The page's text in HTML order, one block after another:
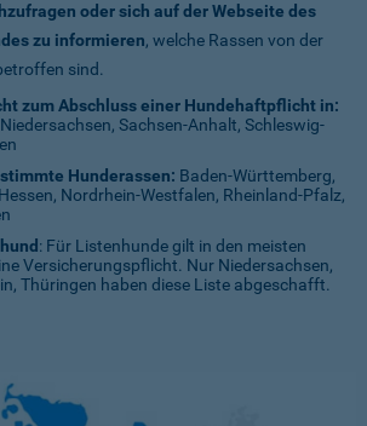
oder sich auf der Webseite des
zu informieren, welche Rassen von der
sind.
zum Abschluss einer Hundehaftpflicht in:
Sachsen-Anhalt, Schleswig-
Hunderassen: Baden-Württemberg,
Nordrhein-Westfalen, Rheinland-Pfalz,
: Für Listenhunde gilt in den meisten
Versicherungspflicht. Nur Niedersachsen,
Thüringen haben diese Liste abgeschafft.